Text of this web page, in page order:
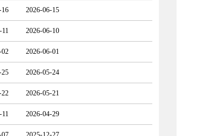
16 2026-06-15
2026-06-10
02 2026-06-01
25 2026-05-24
22 2026-05-21
2026-04-29